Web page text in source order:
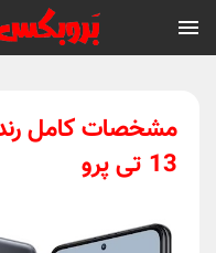
مشخصات کامل
13 تی پرو